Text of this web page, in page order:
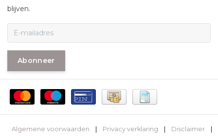
blijven.
Abonneer
Algemene voorwaarden | Privacy verklaring | Disclaimer |